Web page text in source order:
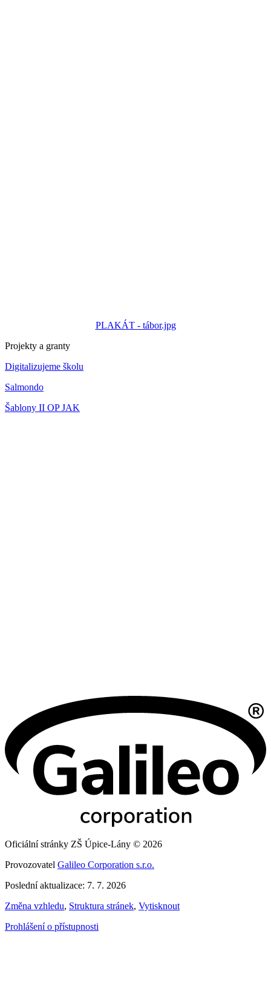
PLAKÁT - tábor.jpg
Projekty a granty
Digitalizujeme školu
Salmondo
Šablony II OP JAK
Oficiální stránky ZŠ Úpice-Lány © 2026
Provozovatel Galileo Corporation s.r.o.
Poslední aktualizace: 7. 7. 2026
Změna vzhledu, Struktura stránek, Vytisknout
Prohlášení o přístupnosti